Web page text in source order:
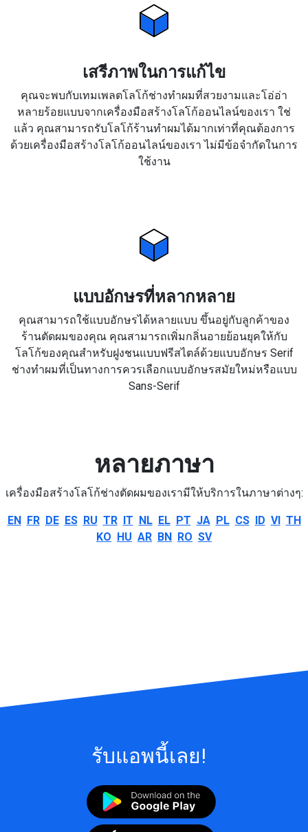
เสรีภาพในการแก้ไข
คุณจะพบกับเทมเพลตโลโก้ช่างทำผมที่สวยงามและโอ่อ่า
หลายร้อยแบบจากเครื่องมือสร้างโลโก้ออนไลน์ของเรา ใช่
แล้ว คุณสามารถรับโลโก้ร้านทำผมได้มากเท่าที่คุณต้องการ
ด้วยเครื่องมือสร้างโลโก้ออนไลน์ของเรา ไม่มีข้อจำกัดในการ
ใช้งาน
แบบอักษรที่หลากหลาย
คุณสามารถใช้แบบอักษรได้หลายแบบ ขึ้นอยู่กับลูกค้าของ
ร้านตัดผมของคุณ คุณสามารถเพิ่มกลิ่นอายย้อนยุคให้กับ
โลโก้ของคุณสำหรับฝูงชนแบบฟรีสไตล์ด้วยแบบอักษร Serif
ช่างทำผมที่เป็นทางการควรเลือกแบบอักษรสมัยใหม่หรือแบบ
Sans-Serif
หลายภาษา
เครื่องมือสร้างโลโก้ช่างตัดผมของเรามีให้บริการในภาษาต่างๆ:
EN FR DE ES RU TR IT NL EL PT JA PL CS ID VI TH
KO HU AR BN RO SV
รับแอพนี้เลย!